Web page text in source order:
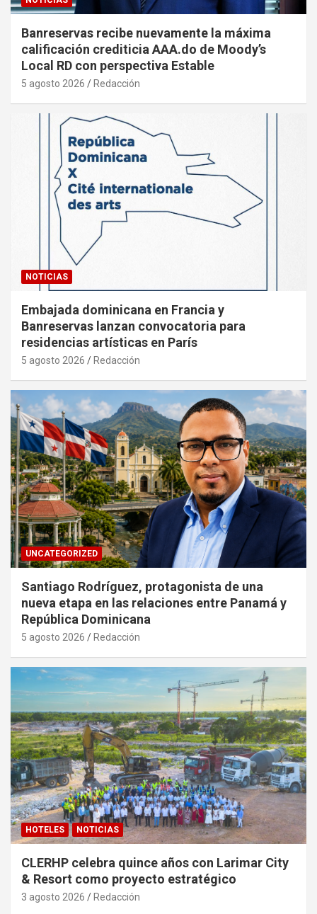
Banreservas recibe nuevamente la máxima
calificación crediticia AAA.do de Moody’s
Local RD con perspectiva Estable
5 agosto 2026 Redacción
NOTICIAS
Embajada dominicana en Francia y
Banreservas lanzan convocatoria para
residencias artísticas en París
5 agosto 2026 Redacción
UNCATEGORIZED
Santiago Rodríguez, protagonista de una
nueva etapa en las relaciones entre Panamá y
República Dominicana
5 agosto 2026 Redacción
HOTELES NOTICIAS
CLERHP celebra quince años con Larimar City
& Resort como proyecto estratégico
3 agosto 2026 Redacción